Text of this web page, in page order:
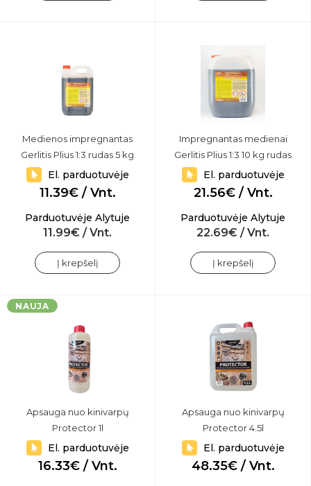
Medienos impregnantas
Gerlitis Plius 1:3 rudas 5 kg
El. parduotuvėje
11.39€ / Vnt.
Parduotuvėje Alytuje
11.99€ / Vnt.
Į krepšelį
Impregnantas medienai
Gerlitis Plius 1:3 10 kg rudas
El. parduotuvėje
21.56€ / Vnt.
Parduotuvėje Alytuje
22.69€ / Vnt.
Į krepšelį
NAUJA
Apsauga nuo kinivarpų
Protector 1l
El. parduotuvėje
16.33€ / Vnt.
Apsauga nuo kinivarpų
Protector 4.5l
El. parduotuvėje
48.35€ / Vnt.